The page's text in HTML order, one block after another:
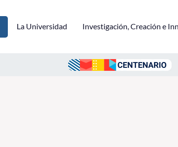
La Universidad Investigación, Creación e